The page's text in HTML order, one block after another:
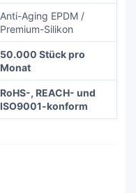
Anti-Aging EPDM /
Premium-Silikon
50.000 Stück pro
Monat
RoHS-, REACH- und
ISO9001-konform